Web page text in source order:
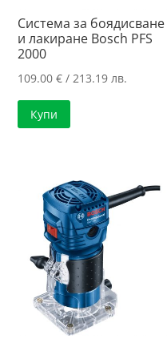
Система за боядисване
и лакиране Bosch PFS
2000
109.00€ / 213.19 лв.
Купи